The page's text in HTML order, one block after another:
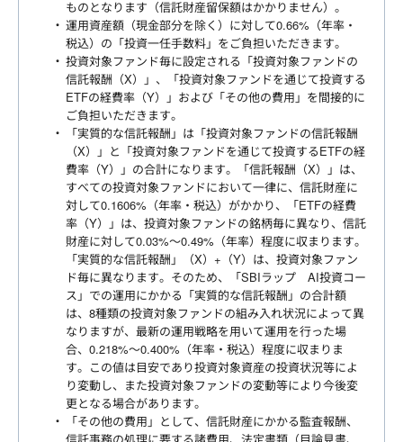
ものとなります（信託財産留保額はかかりません）。
運用資産額（現金部分を除く）に対して0.66%（年率・
税込）の「投資一任手数料」をご負担いただきます。
投資対象ファンド毎に設定される「投資対象ファンドの
信託報酬（X）」、「投資対象ファンドを通じて投資する
ETFの経費率（Y）」および「その他の費用」を間接的に
ご負担いただきます。
「実質的な信託報酬」は「投資対象ファンドの信託報酬
（X）」と「投資対象ファンドを通じて投資するETFの経
費率（Y）」の合計になります。「信託報酬（X）」は、
すべての投資対象ファンドにおいて一律に、信託財産に
対して0.1606%（年率・税込）がかかり、「ETFの経費
率（Y）」は、投資対象ファンドの銘柄毎に異なり、信託
財産に対して0.03%～0.49%（年率）程度に収まります。
「実質的な信託報酬」（X）+（Y）は、投資対象ファン
ド毎に異なります。そのため、「SBIラップ AI投資コー
ス」での運用にかかる「実質的な信託報酬」の合計額
は、8種類の投資対象ファンドの組み入れ状況によって異
なりますが、最新の運用戦略を用いて運用を行った場
合、0.218%～0.400%（年率・税込）程度に収まりま
す。この値は目安であり投資対象資産の投資状況等によ
り変動し、また投資対象ファンドの変動等により今後変
更となる場合があります。
「その他の費用」として、信託財産にかかる監査報酬、
信託事務の処理に要する諸費用、法定書類（目論見書、